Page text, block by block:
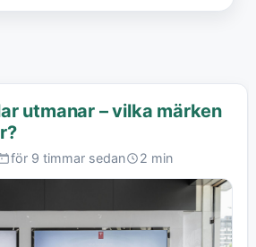
utmanar – vilka märken
för 9 timmar sedan 2 min